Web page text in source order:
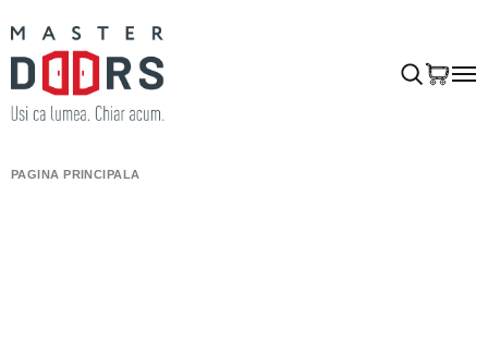
PAGINA PRINCIPALĂ